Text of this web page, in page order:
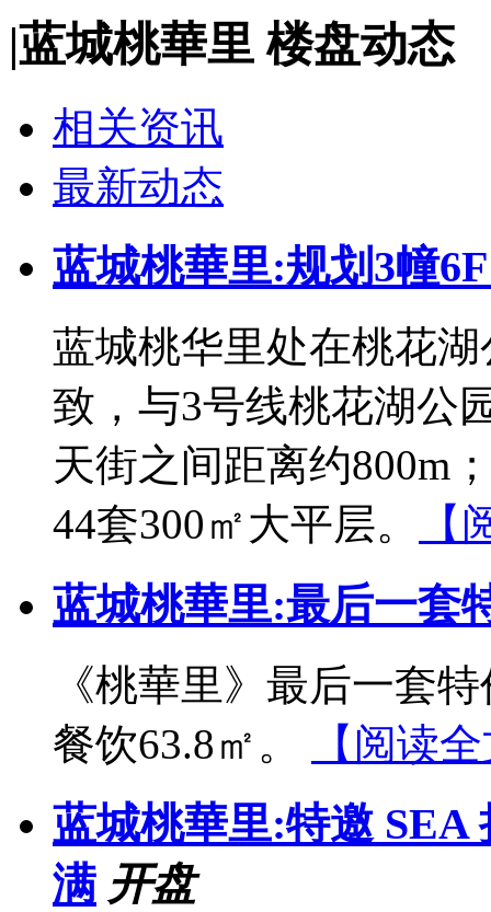
|蓝城桃華里 楼盘动态
相关资讯
最新动态
蓝城桃華里:规划3幢
蓝城桃华里处在桃花
致，与3号线桃花湖公
天街之间距离约800m
44套300㎡大平层。
【
蓝城桃華里:最后一套
《桃華里》最后一套
餐饮63.8㎡。
【阅读
蓝城桃華里:特邀 SEA
满 开盘